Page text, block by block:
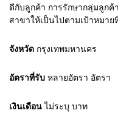
ดีกับลูกค้า การรักษากลุ่มลูก
สาขาให้เป็นไปตามเป้าหมา
จังหวัด กรุงเทพมหานคร
อัตราที่รับ หลายอัตรา อัตรา
เงินเดือนไม่ระบุ บาท